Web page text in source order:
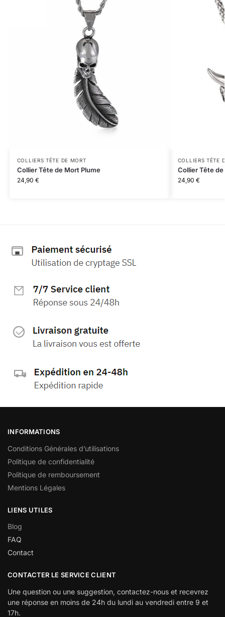
COLLIERS TÊTE DE MORT
Collier Tête de Mort Plume
24,90 €
COLLIERS TÊTE
Collier Tête
24,90 €
INFORMATIONS
Conditions Générales d’utilisations
Politique de confidentialité
Politique de remboursement
Mentions Légales
LIENS UTILES
Blog
FAQ
Contact
CONTACTER LE SERVICE CLIENT
Une question ou une suggestion, contactez-nous et recevrez
une réponse en moins de 24h du lundi au vendredi entre 9 et
17h.